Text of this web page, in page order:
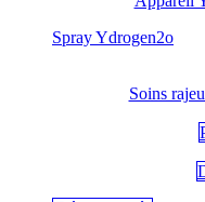
​Spray Ydrogen2o
Soins